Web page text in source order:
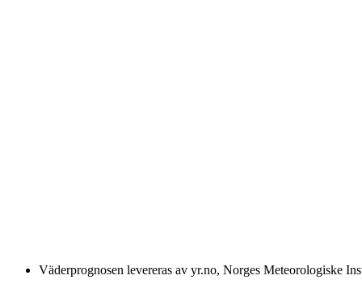
Väderprognosen levereras av yr.no, Norges Meteorologiske